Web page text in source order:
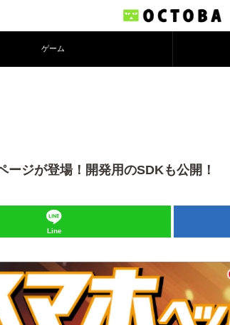
ゲーム
ジが登場！開発用のSDKも公開！
Line